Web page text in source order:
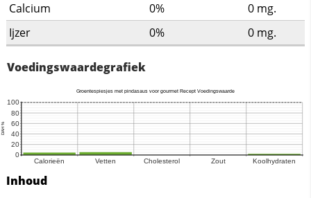
Calcium
0% 0 mg.
Ijzer
0% 0 mg.
Voedingswaardegrafiek
Inhoud